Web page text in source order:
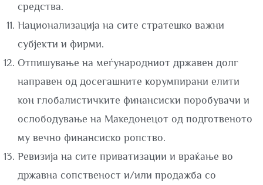
средства.
Национализација на сите стратешко важни
субјекти и фирми.
Отпишување на меѓународниот државен долг
направен од досегашните корумпирани елити
кон глобалистичките финансиски поробувачи и
ослободување на Македонецот од подготвеното
му вечно финансиско ропство.
Ревизија на сите приватизации и враќање во
државна сопственост и/или продажба со